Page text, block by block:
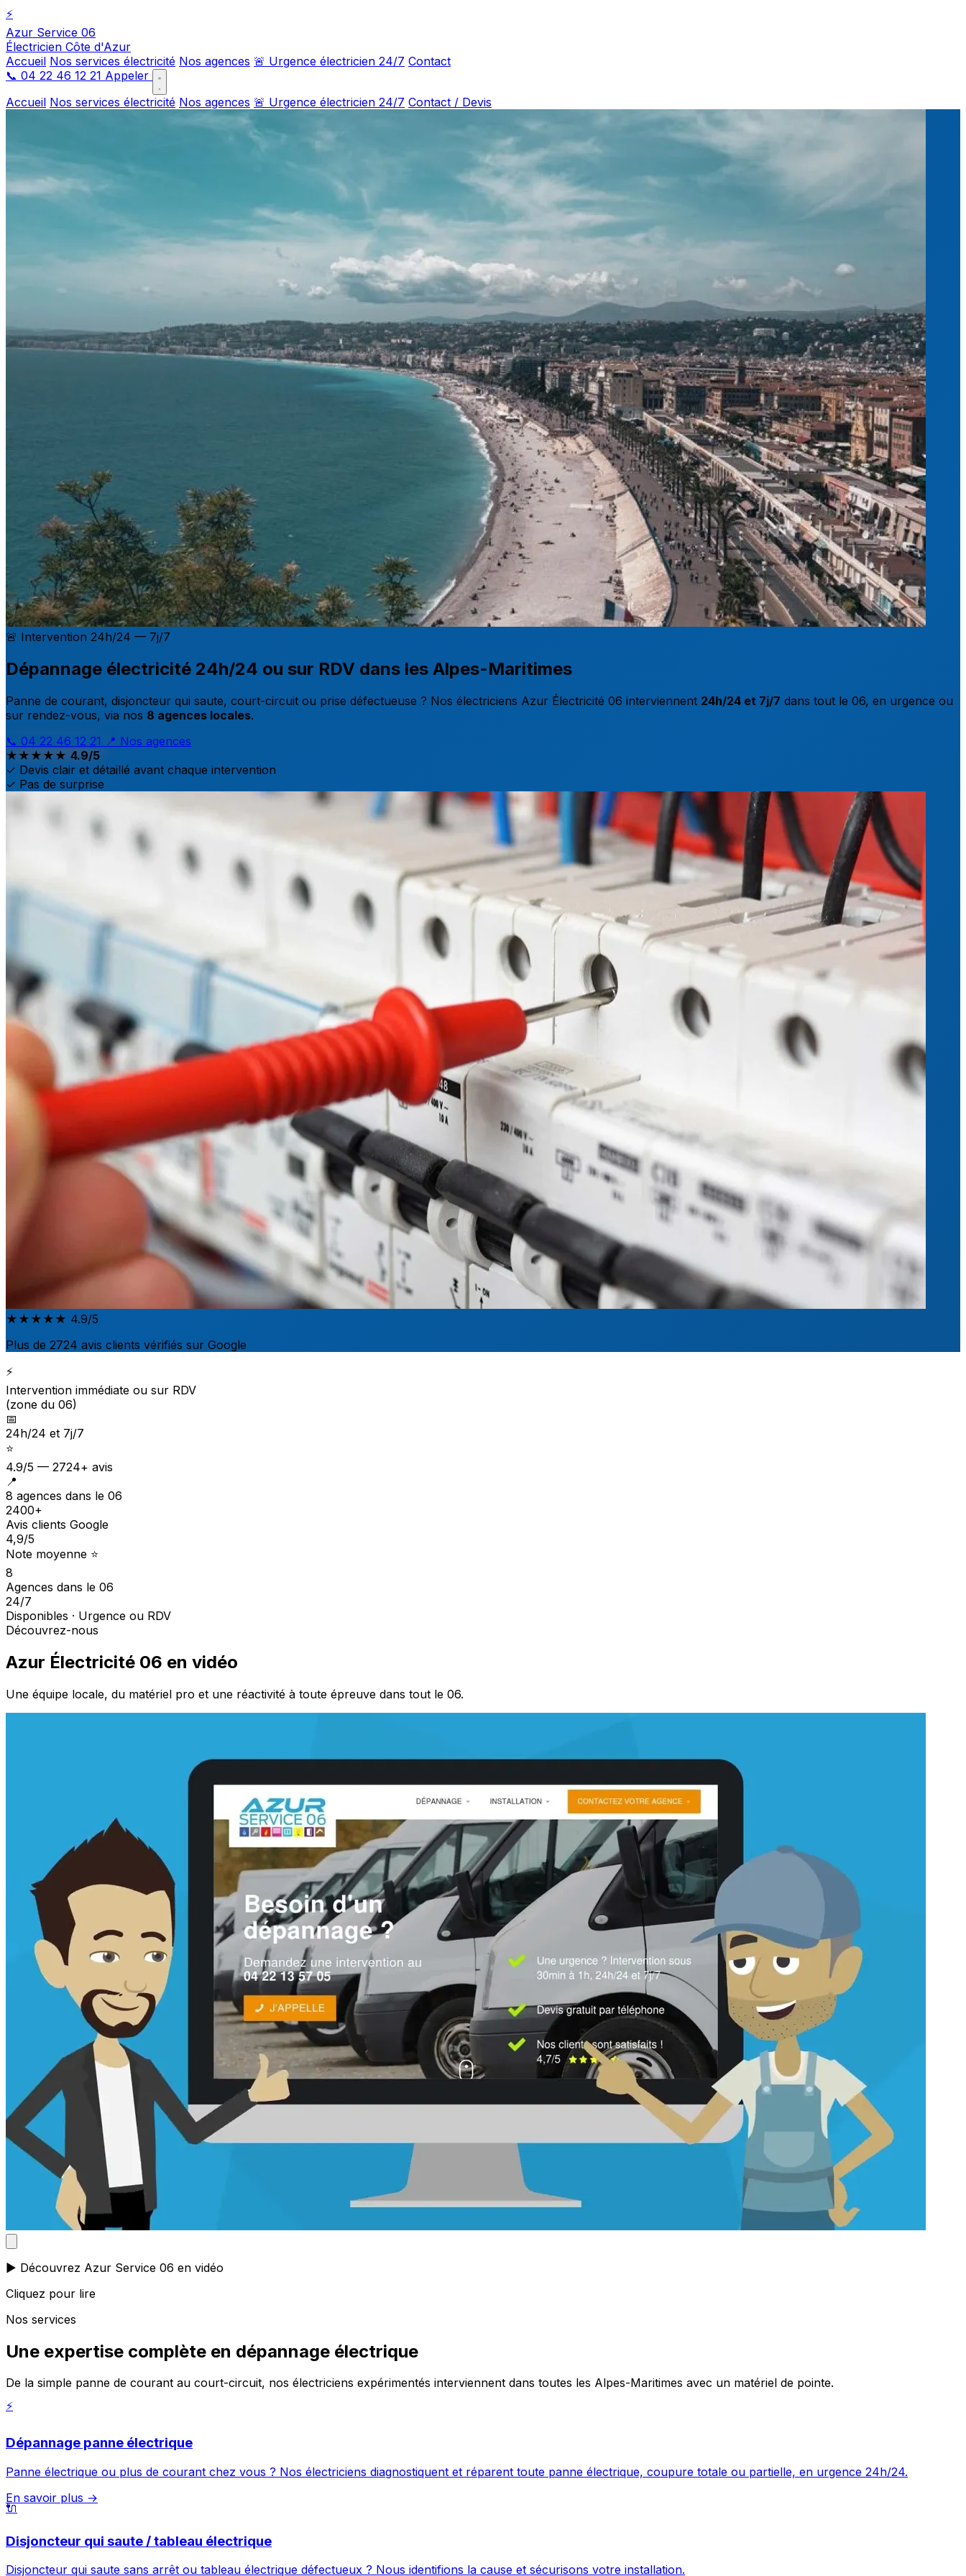
⚡
Azur Service 06
Électricien Côte d'Azur
Accueil Nos services électricité Nos agences 🚨 Urgence électricien 24/7 Contact
📞 04 22 46 12 21 Appeler
Accueil Nos services électricité Nos agences 🚨 Urgence électricien 24/7 Contact / Devis
🚨 Intervention 24h/24 — 7j/7
Dépannage électricité 24h/24 ou sur RDV dans les Alpes-Maritimes
Panne de courant, disjoncteur qui saute, court-circuit ou prise défectueuse ? Nos électriciens Azur Électricité 06 interviennent 24h/24 et 7j/7 dans tout le 06, en urgence ou
sur rendez-vous, via nos 8 agences locales.
📞 04 22 46 12 21 📍 Nos agences
★★★★★ 4.9/5
✓ Devis clair et détaillé avant chaque intervention
✓ Pas de surprise
★★★★★ 4.9/5
Plus de 2724 avis clients vérifiés sur Google
⚡
Intervention immédiate ou sur RDV
(zone du 06)
📅
24h/24 et 7j/7
⭐
4.9/5 — 2724+ avis
📍
8 agences dans le 06
2400+
Avis clients Google
4,9/5
Note moyenne ⭐
8
Agences dans le 06
24/7
Disponibles · Urgence ou RDV
Découvrez-nous
Azur Électricité 06 en vidéo
Une équipe locale, du matériel pro et une réactivité à toute épreuve dans tout le 06.
▶️ Découvrez Azur Service 06 en vidéo
Cliquez pour lire
Nos services
Une expertise complète en dépannage électrique
De la simple panne de courant au court-circuit, nos électriciens expérimentés interviennent dans toutes les Alpes-Maritimes avec un matériel de pointe.
⚡
Dépannage panne électrique
Panne électrique ou plus de courant chez vous ? Nos électriciens diagnostiquent et réparent toute panne électrique, coupure totale ou partielle, en urgence 24h/24.
En savoir plus →
🔌
Disjoncteur qui saute / tableau électrique
Disjoncteur qui saute sans arrêt ou tableau électrique défectueux ? Nous identifions la cause et sécurisons votre installation.